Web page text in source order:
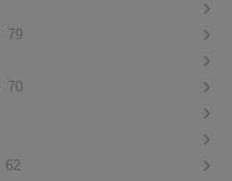
79
70
62